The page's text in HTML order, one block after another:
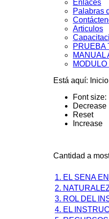
Enlaces
Palabras
Articulos
PRUEBA
MANUAL
Está aquí: Inicio
Font size:
Decrease
Reset
Increase
Cantidad a
1. EL SENA
2.
3. ROL DEL
4. EL